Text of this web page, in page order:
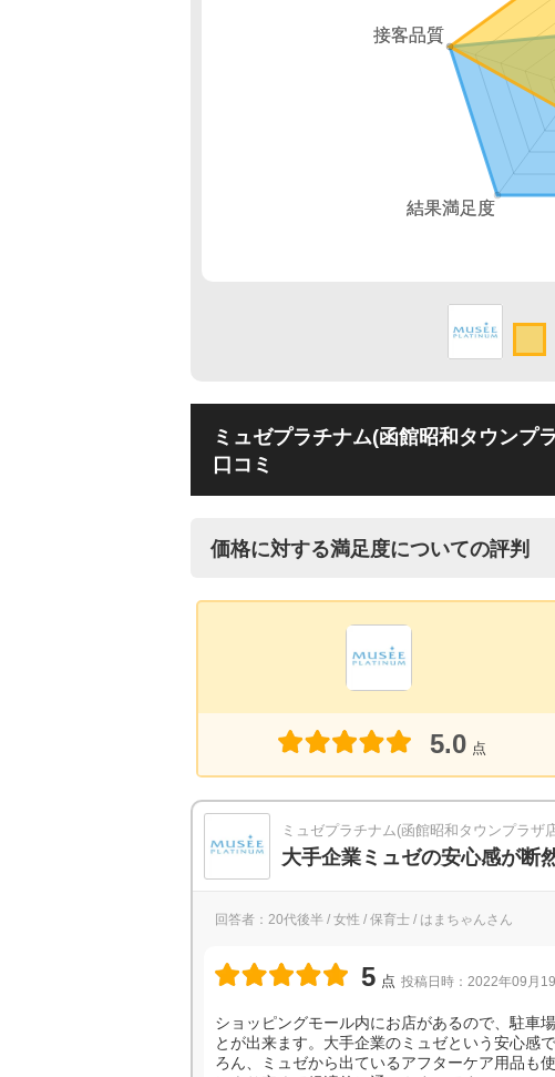
ミュゼプラチナム(函館昭和タウンプ
口コミ
価格に対する満足度についての評判
5.0 点
ミュゼプラチナム(函館昭和タウンプラザ
大手企業ミュゼの安心感が断
回答者：20代後半 / 女性 / 保育士 / はまちゃんさん
5 点 投稿日時：2022年09月
ショッピングモール内にお店があるので、駐車
とが出来ます。大手企業のミュゼという安心感
ろん、ミュゼから出ているアフターケア用品も